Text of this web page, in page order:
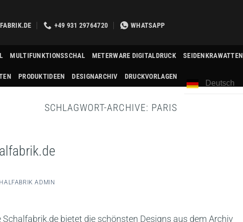
+49 931 29764720 WHATSAPP
MULTIFUNKTIONSSCHAL METERWARE DIGITALDRUCK SEIDENKRAWATTEN
PRODUKTIDEEN DESIGNARCHIV DRUCKVORLAGEN
Deutsch
SCHLAGWORT-ARCHIVE: PARIS
ADMIN
Schalfabrik.de bietet die schönsten Designs aus dem Archiv